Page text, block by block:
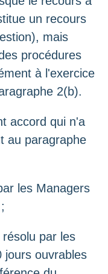
un recours
mais
procédures
à l'exercice
2(b).
accord qui n'a
au paragraphe
les Managers
par les
jours ouvrables